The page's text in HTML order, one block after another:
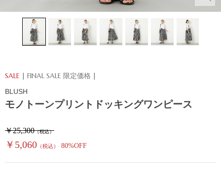
モノトーンプリントドッキングワンピース
SALE | FINAL SALE 限定価格 |
￥25,300（税込）
￥5,060 （税込） 80%OFF
BLUSH